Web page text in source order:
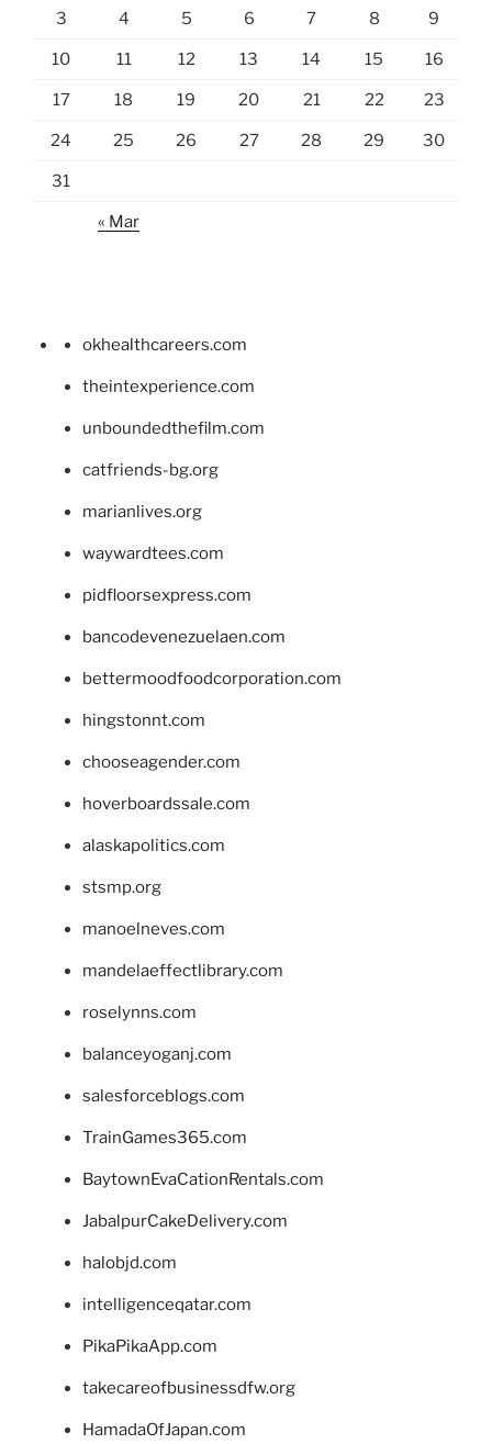
3 4 5 6 7 8 9
10 11 12 13 14 15 16
17 18 19 20 21 22 23
24 25 26 27 28 29 30
31
« Mar
okhealthcareers.com
theintexperience.com
unboundedthefilm.com
catfriends-bg.org
marianlives.org
waywardtees.com
pidfloorsexpress.com
bancodevenezuelaen.com
bettermoodfoodcorporation.com
hingstonnt.com
chooseagender.com
hoverboardssale.com
alaskapolitics.com
stsmp.org
manoelneves.com
mandelaeffectlibrary.com
roselynns.com
balanceyoganj.com
salesforceblogs.com
TrainGames365.com
BaytownEvaCationRentals.com
JabalpurCakeDelivery.com
halobjd.com
intelligenceqatar.com
PikaPikaApp.com
takecareofbusinessdfw.org
HamadaOfJapan.com